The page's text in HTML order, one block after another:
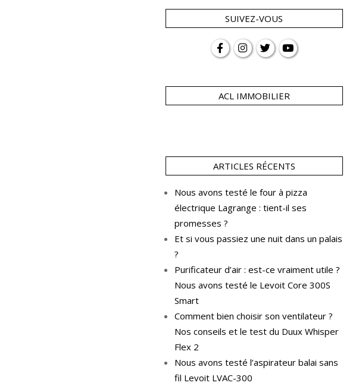
SUIVEZ-VOUS
ACL IMMOBILIER
ARTICLES RÉCENTS
Nous avons testé le four à pizza
électrique Lagrange : tient-il ses
promesses ?
Et si vous passiez une nuit dans un palais
?
Purificateur d’air : est-ce vraiment utile ?
Nous avons testé le Levoit Core 300S
Smart
Comment bien choisir son ventilateur ?
Nos conseils et le test du Duux Whisper
Flex 2
Nous avons testé l’aspirateur balai sans
fil Levoit LVAC-300